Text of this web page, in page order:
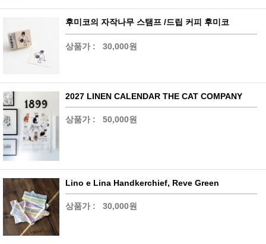
후미코의 자작나무 스탬프 /드립 커피 후미코
상품가 : 30,000원
2027 LINEN CALENDAR THE CAT COMPANY
상품가 : 50,000원
Lino e Lina Handkerchief, Reve Green
상품가 : 30,000원